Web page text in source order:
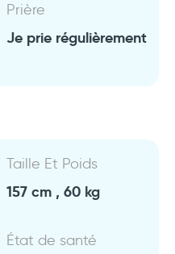
Prière
Je prie régulièrement
Taille Et Poids
157 cm , 60 kg
État de santé